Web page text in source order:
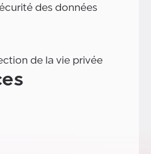
des données
de la vie privée